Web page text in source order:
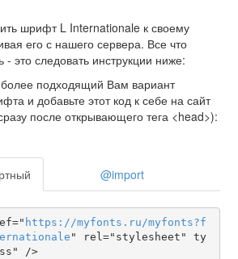
шрифт L Internationale к своему
его с нашего сервера. Все что
это следовать инструкции ниже:
подходящий Вам вариант
и добавьте этот код к себе на сайт
после открывающего тега <head>):
@import
https ://myfonts . ru/myfonts?f
" rel="stylesheet" ty
/>